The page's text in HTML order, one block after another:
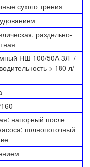
сухого трения
раздельно-
НШ-100/50А-3Л /
> 180 л/
напорный после
полнопоточный